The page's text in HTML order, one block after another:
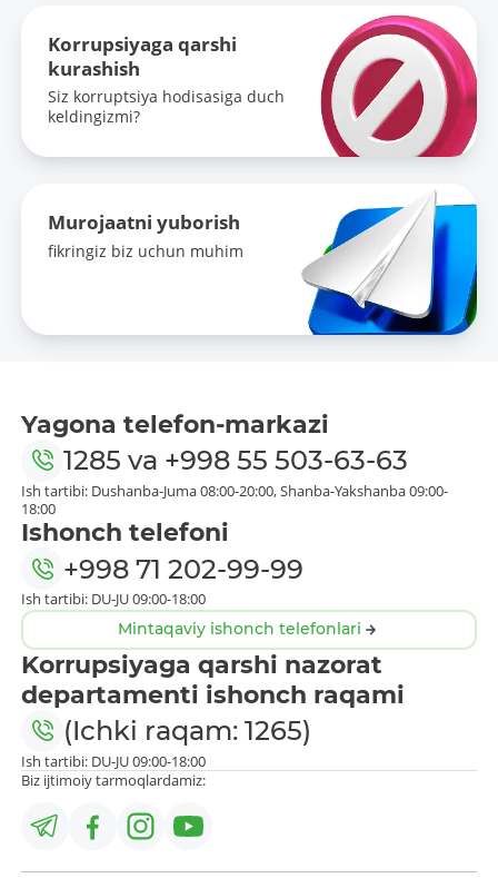
Korrupsiyaga qarshi
kurashish
Siz korruptsiya hodisasiga duch
keldingizmi?
Murojaatni yuborish
fikringiz biz uchun muhim
Yagona telefon-markazi
1285 va +998 55 503-63-63
Ish tartibi: Dushanba-Juma 08:00-20:00, Shanba-Yakshanba 09:00-
18:00
Ishonch telefoni
+998 71 202-99-99
Ish tartibi: DU-JU 09:00-18:00
Mintaqaviy ishonch telefonlari
Korrupsiyaga qarshi nazorat
departamenti ishonch raqami
(Ichki raqam: 1265)
Ish tartibi: DU-JU 09:00-18:00
Biz ijtimoiy tarmoqlardamiz: